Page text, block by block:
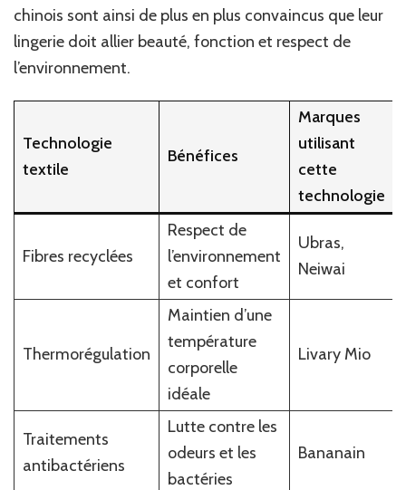
chinois sont ainsi de plus en plus convaincus que leur
lingerie doit allier beauté, fonction et respect de
l’environnement.
Technologie
textile
Bénéfices
Marques
utilisant
cette
technologie
Fibres recyclées
Respect de
l’environnement
et confort
Ubras,
Neiwai
Thermorégulation
Maintien d’une
température
corporelle
idéale
Livary Mio
Traitements
antibactériens
Lutte contre les
odeurs et les
bactéries
Bananain